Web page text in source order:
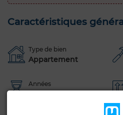
Caractéristiques
Type de bien
Appartement
Années
Vue sur mer